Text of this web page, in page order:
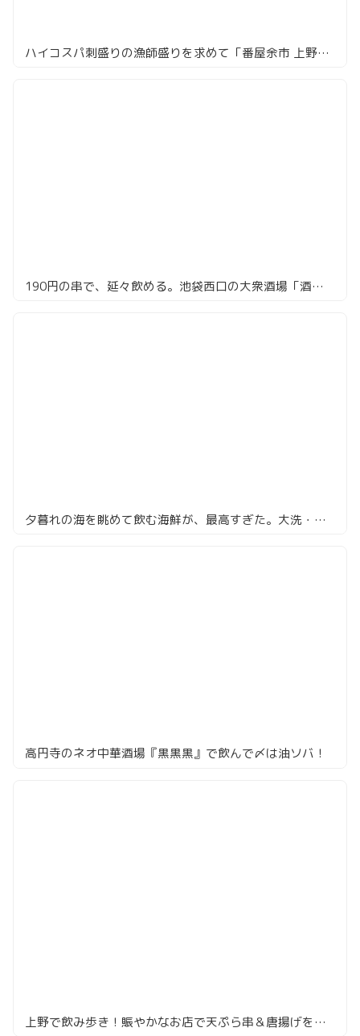
ハイコスパ刺盛りの漁師盛りを求めて「番屋余市 上野店」
190円の串で、延々飲める。池袋西口の大衆酒場「酒蔵 力」
夕暮れの海を眺めて飲む海鮮が、最高すぎた。大洗・神社前の「山水」
高円寺のネオ中華酒場『黒黒黒』で飲んで〆は油ソバ！
上野で飲み歩き！賑やかなお店で天ぷら串＆唐揚げを食らう！